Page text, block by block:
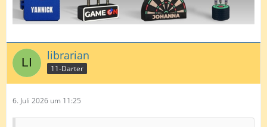
librarian
11-Darter
6. Juli 2026 um 11:25